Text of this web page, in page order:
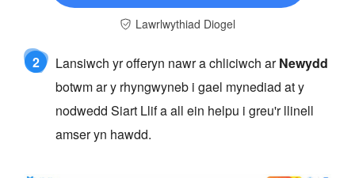
Lawrlwythiad Diogel
2 Lansiwch yr offeryn nawr a chliciwch arNewydd
botwm ar y rhyngwyneb i gael mynediad at y
nodwedd Siart Llif a all ein helpu i greu'r llinell
amser yn hawdd.